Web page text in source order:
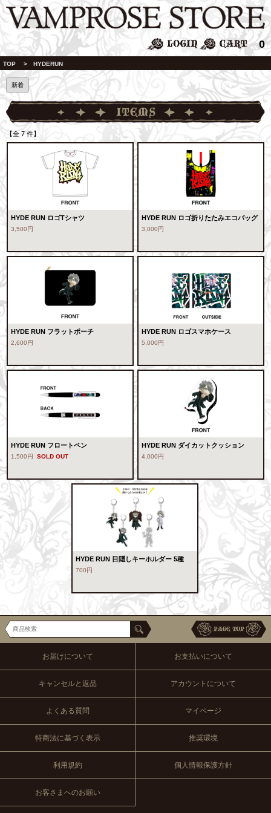
0
TOP > HYDERUN
新着
【全 7 件】
HYDE RUN ロゴTシャツ
3,500円
HYDE RUN ロゴ折りたたみエコバッグ
3,000円
HYDE RUN フラットポーチ
2,600円
HYDE RUN ロゴスマホケース
5,000円
HYDE RUN フロートペン
1,500円 SOLD OUT
HYDE RUN ダイカットクッション
4,000円
HYDE RUN 目隠しキーホルダー 5種
700円
お届けについて お支払いについて
キャンセルと返品 アカウントについて
よくある質問 マイページ
特商法に基づく表示 推奨環境
利用規約 個人情報保護方針
お客さまへのお願い